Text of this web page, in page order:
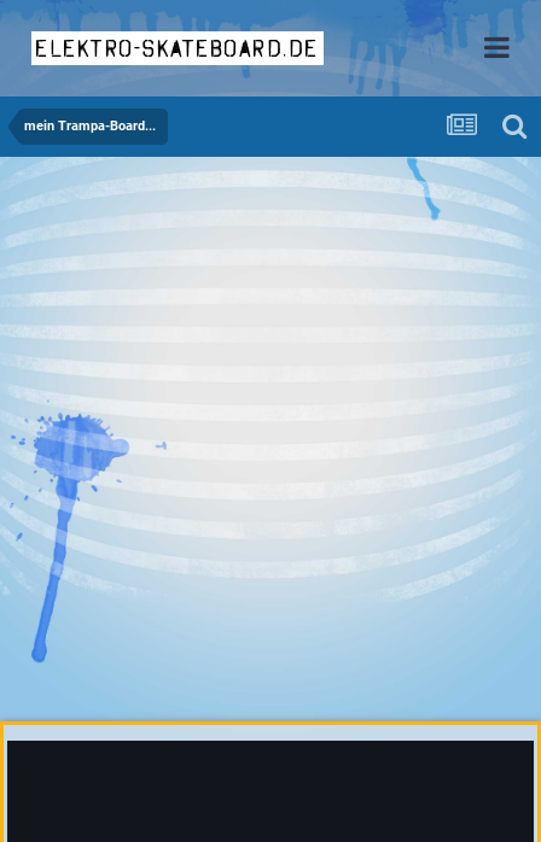
elektro-skateboard.de
mein Trampa-Board...